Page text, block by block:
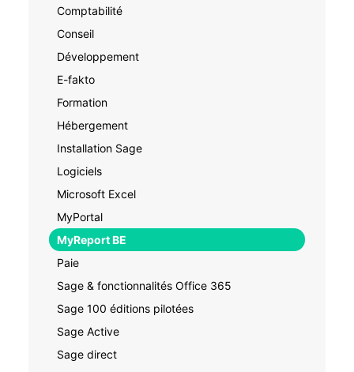
Comptabilité
Conseil
Développement
E-fakto
Formation
Hébergement
Installation Sage
Logiciels
Microsoft Excel
MyPortal
MyReport BE
Paie
Sage & fonctionnalités Office 365
Sage 100 éditions pilotées
Sage Active
Sage direct